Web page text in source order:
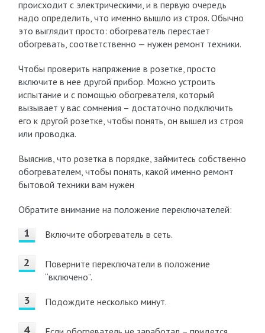
происходит с электрическими, и в первую очередь
надо определить, что именно вышло из строя. Обычно
это выглядит просто: обогреватель перестает
обогревать, соответственно — нужен ремонт техники.
Чтобы проверить напряжение в розетке, просто
включите в нее другой прибор. Можно устроить
испытание и с помощью обогревателя, который
вызывает у вас сомнения – достаточно подключить
его к другой розетке, чтобы понять, он вышел из строя
или проводка.
Выяснив, что розетка в порядке, займитесь собственно
обогревателем, чтобы понять, какой именно ремонт
бытовой техники вам нужен
Обратите внимание на положение переключателей:
Включите обогреватель в сеть.
Поверните переключатели в положение
“включено”.
Подождите несколько минут.